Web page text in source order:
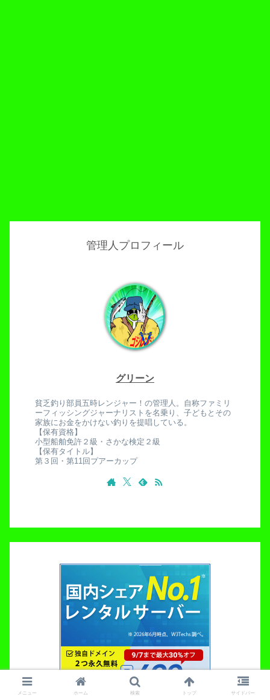
管理人プロフィール
グリーン
貧乏釣り部員五時レンジャー！の管理人。自称ファミリ
ーフィッシングジャーナリストを名乗り、子どもとその
家族にお金をかけない釣りを提唱している。
【保有資格】
小型船舶免許２級・さかな検定２級
【保有タイトル】
第３回・第11回プアーカップ
メニュー ホーム 検索 トップ サイドバー